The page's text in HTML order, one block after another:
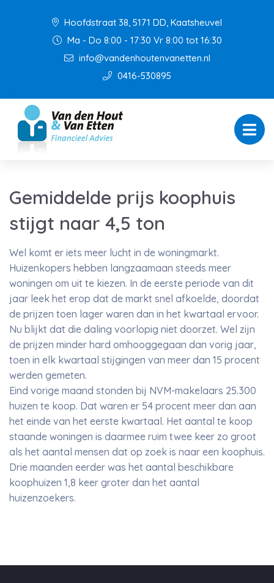
Hoofdstraat 38, 5171 DD, Kaatsheuvel
Ma - Do 8:00 - 17:30 Vr 8:00 tot 16:30
info@vandenhoutenvanetten.nl
0416-530895
Gemiddelde prijs koophuis
stijgt naar 4,5 ton
Wel komt er iets meer lucht in de woningmarkt.
Huizenkopers hebben langzaamaan steeds meer
woningen om uit te kiezen. In de eerste periode van dit
jaar leek het erop dat de markt snel afkoelde, doordat
de prijzen toen lager waren dan in het kwartaal ervoor.
Nu blijkt dat die daling voorlopig niet doorzet. Wel zijn
de prijzen minder hard omhooggegaan dan vorig jaar,
toen in elk kwartaal stijgingen van meer dan 15 procent
werden gemeten.
Eind vorige maand stonden bij NVM-makelaars 25.300
huizen te koop. Dat waren er 54 procent meer dan aan
het einde van het eerste kwartaal. Het aantal te koop
staande woningen is daarmee ruim twee keer zo groot
als het aantal mensen dat op zoek is naar een koophuis.
Drie maanden eerder was het aantal beschikbare
koophuizen 1,8 keer groter dan het aantal
huizenzoekers.